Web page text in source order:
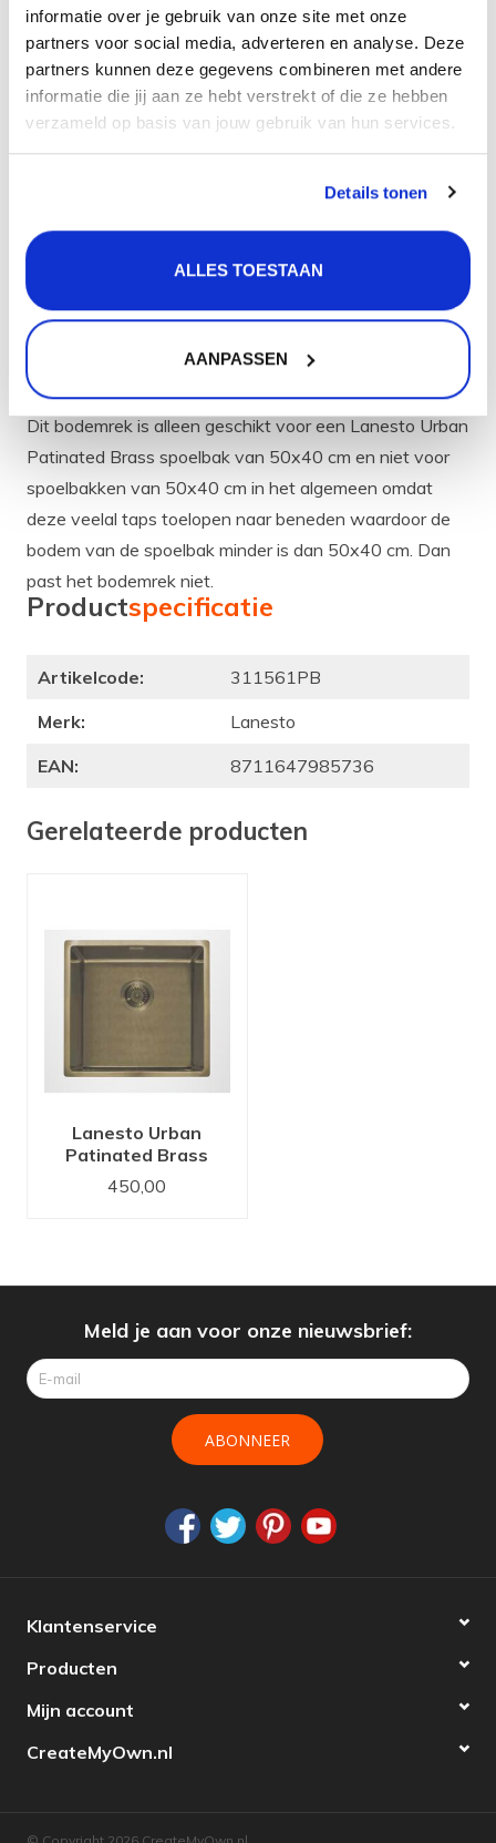
informatie over je gebruik van onze site met onze
partners voor social media, adverteren en analyse. Deze
partners kunnen deze gegevens combineren met andere
informatie die jij aan ze hebt verstrekt of die ze hebben
verzameld op basis van jouw gebruik van hun services.
Details tonen
ALLES TOESTAAN
AANPASSEN
Productinformatie
Bodemrek voor Lanesto Urban Patinated Brass
Afmeting bodemrek (bxl): 48 x 38 cm
Kleur: Patinated Brass
Geschikt voor:
Lanesto Urban Patinated Brass 50x40 spoelbak
Let op:
Dit bodemrek is alleen geschikt voor een Lanesto Urban
Patinated Brass spoelbak van 50x40 cm en niet voor
spoelbakken van 50x40 cm in het algemeen omdat
deze veelal taps toelopen naar beneden waardoor de
bodem van de spoelbak minder is dan 50x40 cm. Dan
past het bodemrek niet.
Productspecificatie
Artikelcode:
311561PB
Merk:
Lanesto
EAN:
8711647985736
Gerelateerde producten
Lanesto Urban
Patinated Brass
50x40 Spoelbak
450,00
Meld je aan voor onze nieuwsbrief:
ABONNEER
Klantenservice
Producten
Mijn account
CreateMyOwn.nl